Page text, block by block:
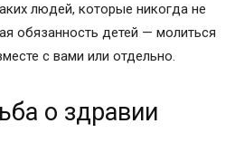
людей, которые никогда не
обязанность детей — молиться
с вами или отдельно.
о здравии